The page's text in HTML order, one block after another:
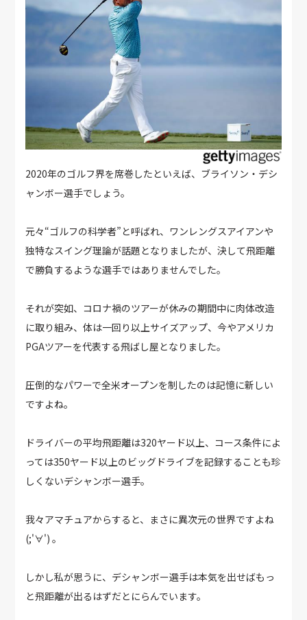
2020年のゴルフ界を席巻したといえば、ブライソン・デシ
ャンボー選手でしょう。
元々“ゴルフの科学者”と呼ばれ、ワンレングスアイアンや
独特なスイング理論が話題となりましたが、決して飛距離
で勝負するような選手ではありませんでした。
それが突如、コロナ禍のツアーが休みの期間中に肉体改造
に取り組み、体は一回り以上サイズアップ、今やアメリカ
PGAツアーを代表する飛ばし屋となりました。
圧倒的なパワーで全米オープンを制したのは記憶に新しい
ですよね。
ドライバーの平均飛距離は320ヤード以上、コース条件によ
っては350ヤード以上のビッグドライブを記録することも珍
しくないデシャンボー選手。
我々アマチュアからすると、まさに異次元の世界ですよね
(;'∀') 。
しかし私が思うに、デシャンボー選手は本気を出せばもっ
と飛距離が出るはずだとにらんでいます。